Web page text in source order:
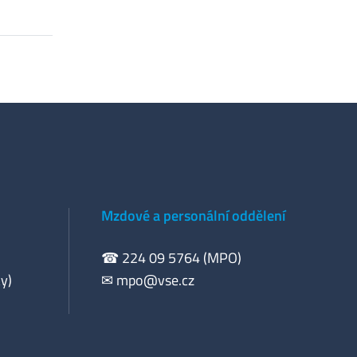
Mzdové a personální oddělení
☎ 224 09 5764 (MPO)
✉ mpo@vse.cz